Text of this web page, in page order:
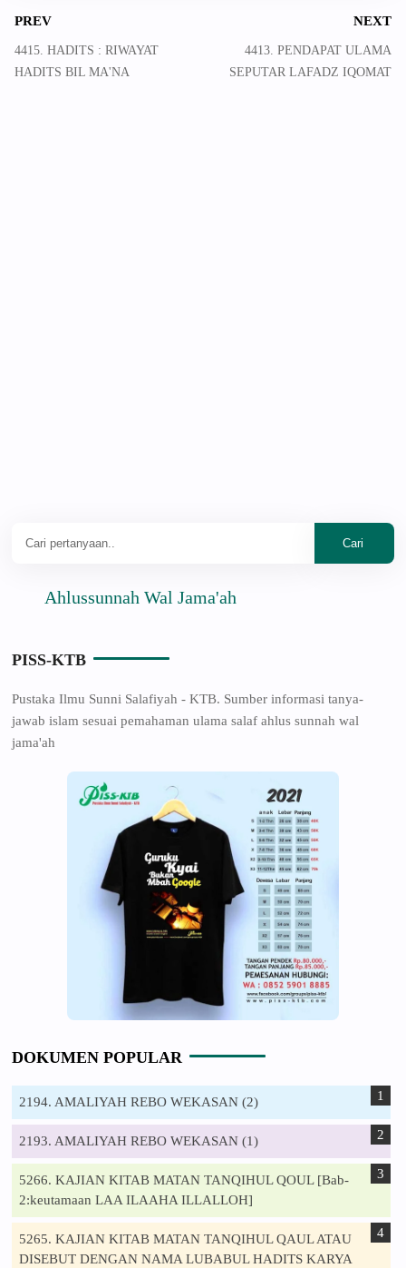
PREV
4415. HADITS : RIWAYAT
HADITS BIL MA'NA
NEXT
4413. PENDAPAT ULAMA
SEPUTAR LAFADZ IQOMAT
Ahlussunnah Wal Jama'ah
PISS-KTB
Pustaka Ilmu Sunni Salafiyah - KTB. Sumber informasi tanya-
jawab islam sesuai pemahaman ulama salaf ahlus sunnah wal
jama'ah
DOKUMEN POPULAR
2194. AMALIYAH REBO WEKASAN (2)
2193. AMALIYAH REBO WEKASAN (1)
5266. KAJIAN KITAB MATAN TANQIHUL QOUL [Bab-
2:keutamaan LAA ILAAHA ILLALLOH]
5265. KAJIAN KITAB MATAN TANQIHUL QAUL ATAU
DISEBUT DENGAN NAMA LUBABUL HADITS KARYA